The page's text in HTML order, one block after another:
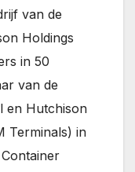
van de
Holdings
in 50
van de
en Hutchison
Terminals) in